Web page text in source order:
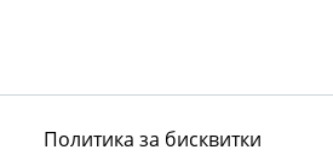
Политика за бисквитки